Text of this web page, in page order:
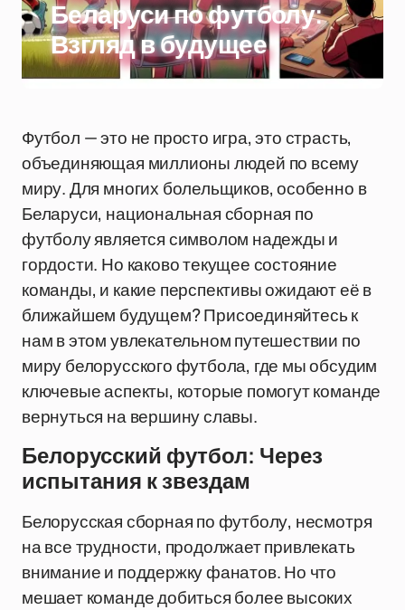
Беларуси по футболу:
Взгляд в будущее
Футбол — это не просто игра, это страсть,
объединяющая миллионы людей по всему
миру. Для многих болельщиков, особенно в
Беларуси, национальная сборная по
футболу является символом надежды и
гордости. Но каково текущее состояние
команды, и какие перспективы ожидают её в
ближайшем будущем? Присоединяйтесь к
нам в этом увлекательном путешествии по
миру белорусского футбола, где мы обсудим
ключевые аспекты, которые помогут команде
вернуться на вершину славы.
Белорусский футбол: Через
испытания к звездам
Белорусская сборная по футболу, несмотря
на все трудности, продолжает привлекать
внимание и поддержку фанатов. Но что
мешает команде добиться более высоких